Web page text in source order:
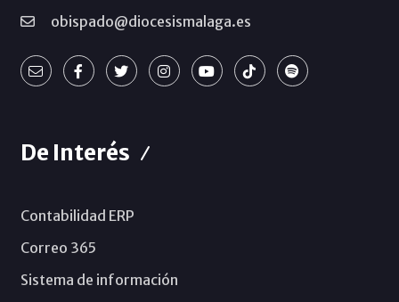
obispado@diocesismalaga.es
De Interés
Contabilidad ERP
Correo 365
Sistema de información